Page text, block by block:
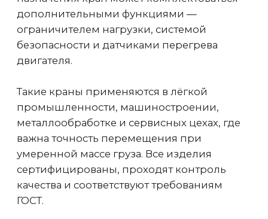
Устройство защиты от падения
груза при обрыве фаз
Дополнительное устройство
безопасности наряду с ограничителем
Регистратор параметров работы
крана
режимы крана, продолжительность и
объем нагружения